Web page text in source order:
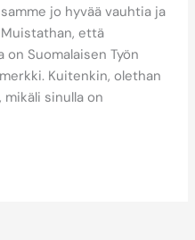
jo hyvää vauhtia ja
että
Suomalaisen Työn
Kuitenkin, olethan
sinulla on